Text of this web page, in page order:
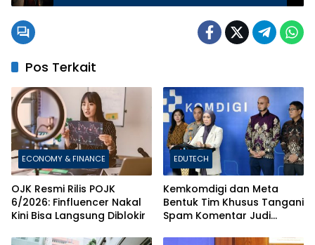
Pos Terkait
ECONOMY & FINANCE
OJK Resmi Rilis POJK
6/2026: Finfluencer Nakal
Kini Bisa Langsung Diblokir
EDUTECH
Kemkomdigi dan Meta
Bentuk Tim Khusus Tangani
Spam Komentar Judi